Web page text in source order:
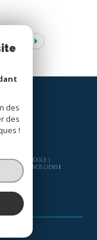
BY GOOGLE |
ADMIN
NOS LIENS
des
des
!